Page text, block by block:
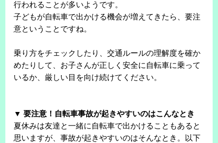
行われることが多いようです。
子どもが自転車で出かける機会が増えてきたら、要注
意ということですね。
乗り方をチェックしたり、交通ルールの理解度を確か
めたりして、お子さんが正しく安全に自転車に乗って
いるか、厳しい目を向け続けてください。
▼ 要注意！自転車事故が起きやすいのはこんなとき
夏休みは友達と一緒に自転車で出かけることもあると
思いますが、事故が起きやすいのはそんなとき。以下